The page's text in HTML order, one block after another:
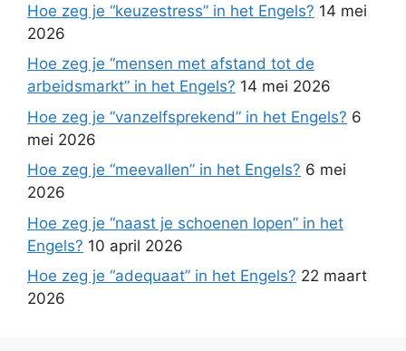
Hoe zeg je “keuzestress” in het Engels? 14 mei
2026
Hoe zeg je “mensen met afstand tot de
arbeidsmarkt” in het Engels? 14 mei 2026
Hoe zeg je “vanzelfsprekend” in het Engels? 6
mei 2026
Hoe zeg je “meevallen” in het Engels? 6 mei
2026
Hoe zeg je “naast je schoenen lopen” in het
Engels? 10 april 2026
Hoe zeg je “adequaat” in het Engels? 22 maart
2026